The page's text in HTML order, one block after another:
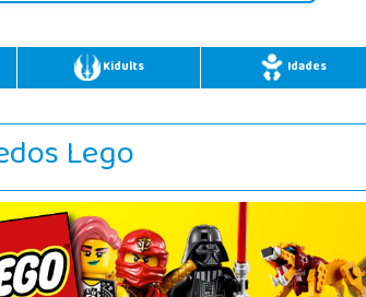
Kidults Idades
Lego